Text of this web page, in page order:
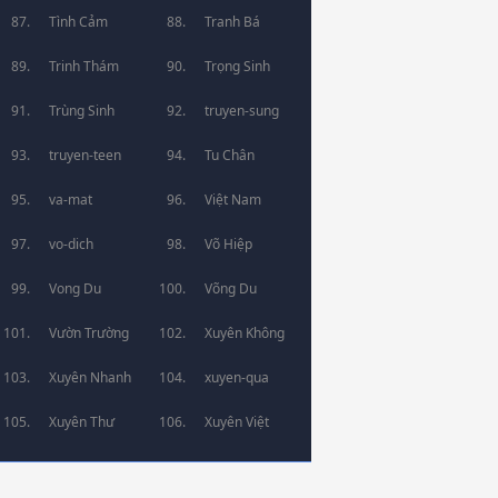
Tình Cảm Tranh Bá
Trinh Thám Trọng Sinh
Trùng Sinh truyen-sung
truyen-teen Tu Chân
va-mat Việt Nam
vo-dich Võ Hiệp
Vong Du Võng Du
Vườn Trường Xuyên Không
Xuyên Nhanh xuyen-qua
Xuyên Thư Xuyên Việt